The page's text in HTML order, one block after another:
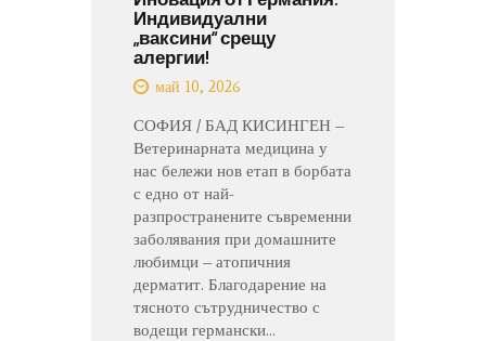
Индивидуални
„ваксини“ срещу
алергии!
май 10, 2026
СОФИЯ / БАД КИСИНГЕН –
Ветеринарната медицина у
нас бележи нов етап в борбата
с едно от най-
разпространените съвременни
заболявания при домашните
любимци – атопичния
дерматит. Благодарение на
тясното сътрудничество с
водещи германски…